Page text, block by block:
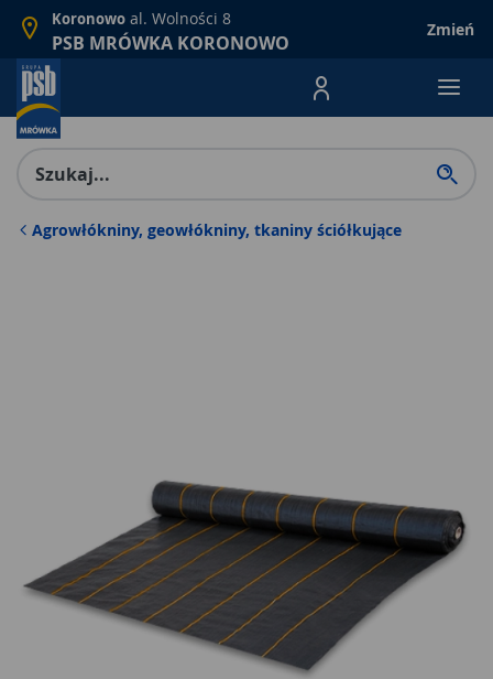
Koronowo al. Wolności 8
PSB MRÓWKA KORONOWO
Zmień
Menu Produktów,
Agrowłókniny, geowłókniny, tkaniny ściółkujące